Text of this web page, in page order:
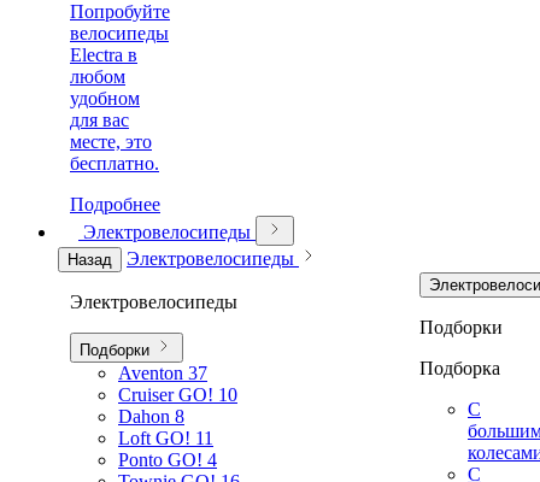
Попробуйте
велосипеды
Electra в
любом
удобном
для вас
месте, это
бесплатно.
Подробнее
Электровелосипеды
Назад Электровелосипеды
Электровелосипеды
Подборки
Aventon 37
Cruiser GO! 10
Dahon 8
Loft GO! 11
Ponto GO! 4
Подборки
Подборка
С
С